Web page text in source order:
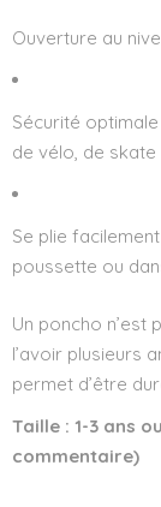
Ouverture au
Sécurité
de vélo, de
Se plie
poussette ou
Un poncho n’est
l’avoir plusieurs
permet d’être
Taille : 1-3 ans
commentaire)